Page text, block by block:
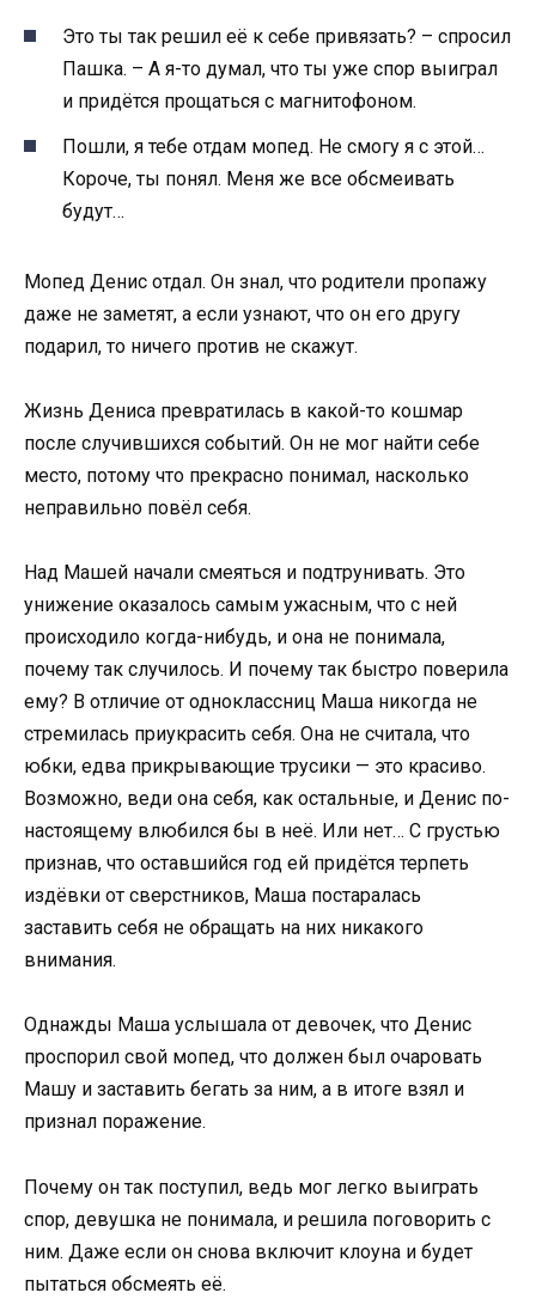
Это ты так решил её к себе привязать? – спросил
Пашка. – А я-то думал, что ты уже спор выиграл
и придётся прощаться с магнитофоном.
Пошли, я тебе отдам мопед. Не смогу я с этой…
Короче, ты понял. Меня же все обсмеивать
будут…
Мопед Денис отдал. Он знал, что родители пропажу
даже не заметят, а если узнают, что он его другу
подарил, то ничего против не скажут.
Жизнь Дениса превратилась в какой-то кошмар
после случившихся событий. Он не мог найти себе
место, потому что прекрасно понимал, насколько
неправильно повёл себя.
Над Машей начали смеяться и подтрунивать. Это
унижение оказалось самым ужасным, что с ней
происходило когда-нибудь, и она не понимала,
почему так случилось. И почему так быстро поверила
ему? В отличие от одноклассниц Маша никогда не
стремилась приукрасить себя. Она не считала, что
юбки, едва прикрывающие трусики — это красиво.
Возможно, веди она себя, как остальные, и Денис по-
настоящему влюбился бы в неё. Или нет… С грустью
признав, что оставшийся год ей придётся терпеть
издёвки от сверстников, Маша постаралась
заставить себя не обращать на них никакого
внимания.
Однажды Маша услышала от девочек, что Денис
проспорил свой мопед, что должен был очаровать
Машу и заставить бегать за ним, а в итоге взял и
признал поражение.
Почему он так поступил, ведь мог легко выиграть
спор, девушка не понимала, и решила поговорить с
ним. Даже если он снова включит клоуна и будет
пытаться обсмеять её.